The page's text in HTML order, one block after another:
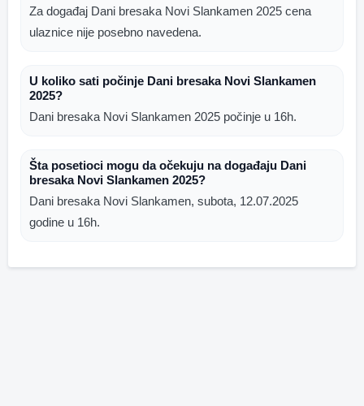
Za događaj Dani bresaka Novi Slankamen 2025 cena
ulaznice nije posebno navedena.
U koliko sati počinje Dani bresaka Novi Slankamen
2025?
Dani bresaka Novi Slankamen 2025 počinje u 16h.
Šta posetioci mogu da očekuju na događaju Dani
bresaka Novi Slankamen 2025?
Dani bresaka Novi Slankamen, subota, 12.07.2025
godine u 16h.